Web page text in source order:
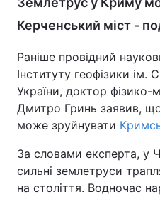
Тема оформлення
Керченський міст -
Раніше провідний
Інституту геофізики ім.
України, доктор фізико-
Дмитро Гринь заявив,
може зруйнувати
За словами експерта, у
сильні землетруси
на століття. Водночас